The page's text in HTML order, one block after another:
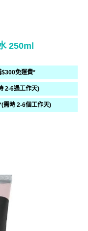
250ml
$300免運費*
2-6過工作天)
需時 2-6個工作天)